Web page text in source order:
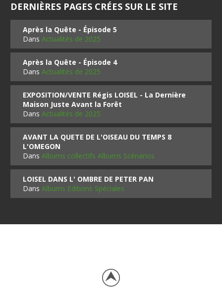
DERNIÈRES PAGES CRÉES SUR LE SITE
Après la Quête - Épisode 5
DansActualités de 2025
Après la Quête - Épisode 4
DansActualités de 2025
EXPOSITION/VENTE Régis LOISEL - La Dernière
Maison Juste Avant la Forêt
DansActualités de 2025
AVANT LA QUETE DE L'OISEAU DU TEMPS 8
L'OMEGON
DansAlbums collectifs Albums Scénarios
LOISEL DANS L' OMBRE DE PETER PAN
DansAlbums Editions Spéciales